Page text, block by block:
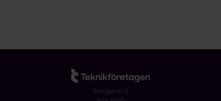
Storgatan 5